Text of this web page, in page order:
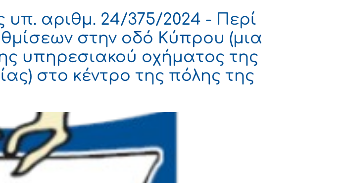
αριθμ. 24/375/2024 - Περί
στην οδό Κύπρου (μια
υπηρεσιακού οχήματος της
στο κέντρο της πόλης της